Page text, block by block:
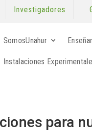
Investigadores
SomosUnahur
Instalaciones
para